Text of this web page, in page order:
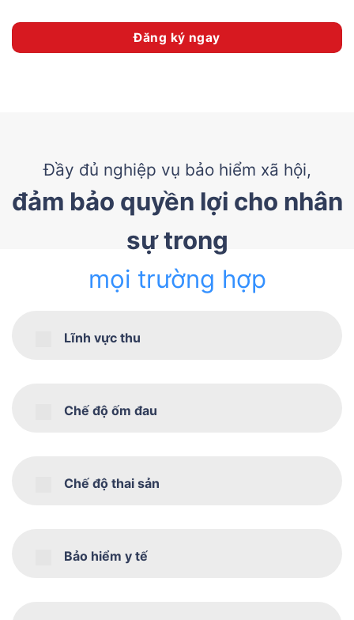
Đăng ký ngay
Đầy đủ nghiệp vụ bảo hiểm xã hội,
đảm bảo quyền lợi cho nhân
sự trong
mọi trường hợp
Lĩnh vực thu
Chế độ ốm đau
Chế độ thai sản
Bảo hiểm y tế